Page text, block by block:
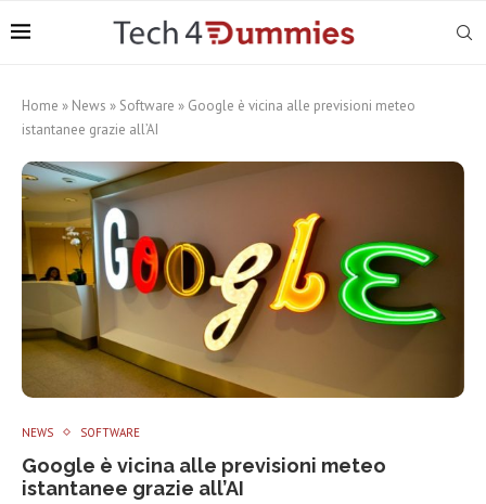
Home » News » Software » Google è vicina alle previsioni meteo
istantanee grazie all’AI
NEWS SOFTWARE
Google è vicina alle previsioni meteo
istantanee grazie all’AI